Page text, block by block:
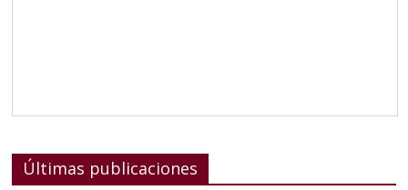
Últimas publicaciones